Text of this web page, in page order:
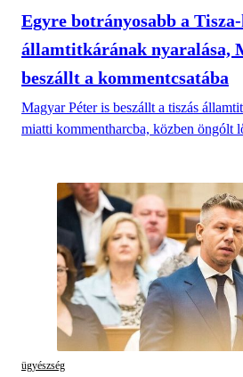
Egyre botrányosabb a
államtitkárának nyaralása,
beszállt a kommentcsatába
Magyar Péter is beszállt a tiszás
miatti kommentharcba, közben öngólt
ügyészség